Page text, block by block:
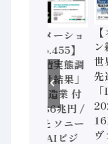
【オートメーショ
ン新聞 No.455】
「経済構造実態調
査二次集計結果」
2024年製造業 付
加価値額86兆円 /
三菱電機とソニー
セミコン AIビジ
ン
世
先
ヴ